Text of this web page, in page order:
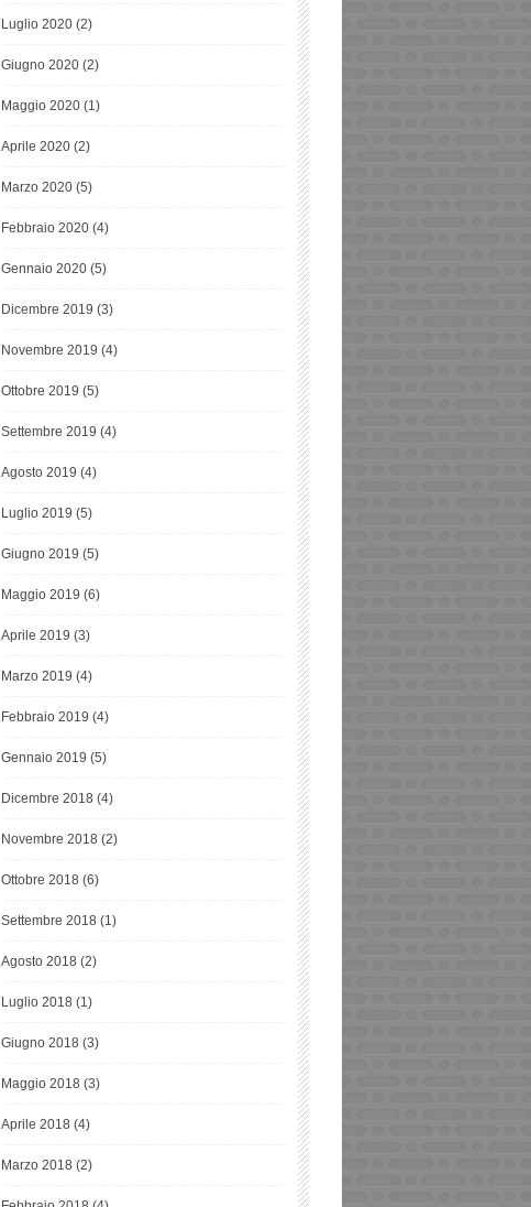
Luglio 2020 (2)
Giugno 2020 (2)
Maggio 2020 (1)
Aprile 2020 (2)
Marzo 2020 (5)
Febbraio 2020 (4)
Gennaio 2020 (5)
Dicembre 2019 (3)
Novembre 2019 (4)
Ottobre 2019 (5)
Settembre 2019 (4)
Agosto 2019 (4)
Luglio 2019 (5)
Giugno 2019 (5)
Maggio 2019 (6)
Aprile 2019 (3)
Marzo 2019 (4)
Febbraio 2019 (4)
Gennaio 2019 (5)
Dicembre 2018 (4)
Novembre 2018 (2)
Ottobre 2018 (6)
Settembre 2018 (1)
Agosto 2018 (2)
Luglio 2018 (1)
Giugno 2018 (3)
Maggio 2018 (3)
Aprile 2018 (4)
Marzo 2018 (2)